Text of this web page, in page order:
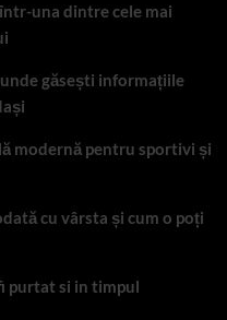
una dintre cele mai
găsești informațiile
modernă pentru sportivi și
cu vârsta și cum o poți
purtat si in timpul